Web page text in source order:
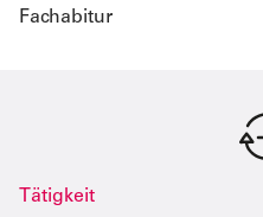
Fachabitur
Tätigkeit